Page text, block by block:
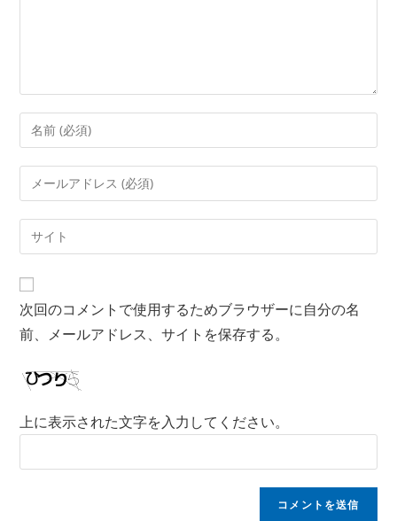
次回のコメントで使用するためブラウザーに自分の名
前、メールアドレス、サイトを保存する。
上に表示された文字を入力してください。